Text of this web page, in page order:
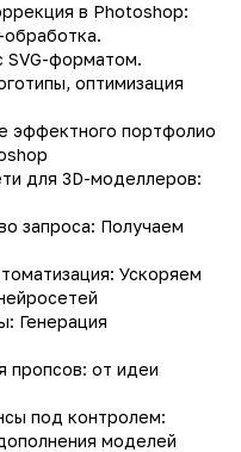
в Photoshop:
SVG-форматом.
оптимизация
эффектного портфолио
для 3D-моделлеров:
запроса: Получаем
Ускоряем
Генерация
пропсов: от идеи
под контролем:
моделей